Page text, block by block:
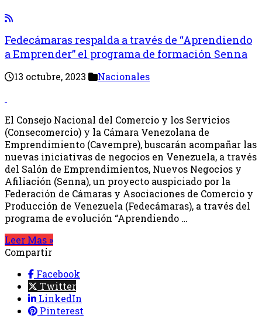
Fedecámaras respalda a través de “Aprendiendo
a Emprender” el programa de formación Senna
13 octubre, 2023 Nacionales
El Consejo Nacional del Comercio y los Servicios
(Consecomercio) y la Cámara Venezolana de
Emprendimiento (Cavempre), buscarán acompañar las
nuevas iniciativas de negocios en Venezuela, a través
del Salón de Emprendimientos, Nuevos Negocios y
Afiliación (Senna), un proyecto auspiciado por la
Federación de Cámaras y Asociaciones de Comercio y
Producción de Venezuela (Fedecámaras), a través del
programa de evolución “Aprendiendo …
Leer Mas »
Compartir
Facebook
Twitter
LinkedIn
Pinterest